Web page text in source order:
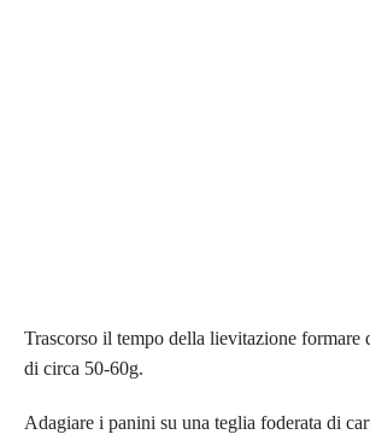
Trascorso il tempo della lievitazione formare
di circa 50-60g.
Adagiare i panini su una teglia foderata di